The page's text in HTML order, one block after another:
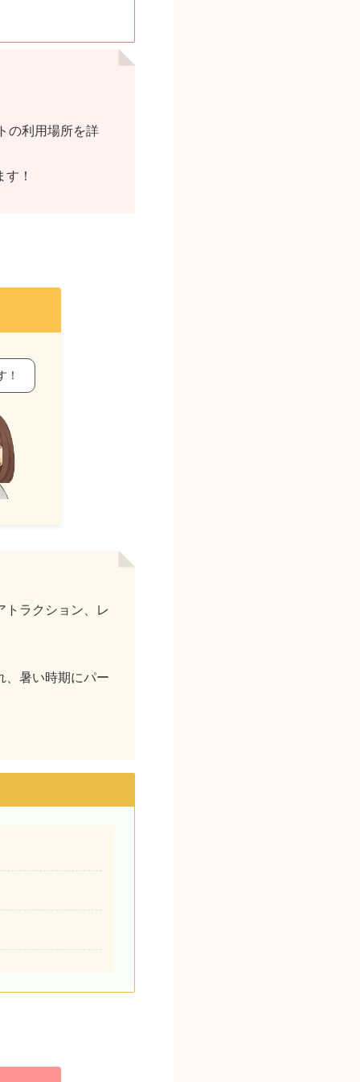
の利用場所を詳
！
！
トラクション、レ
、暑い時期にパー